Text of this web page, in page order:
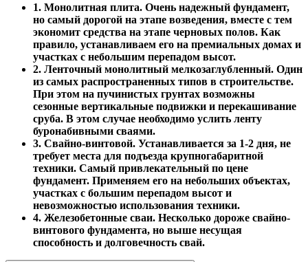
1. Монолитная плита. Очень надежный фундамент,
но самый дорогой на этапе возведения, вместе с тем
экономит средства на этапе черновых полов. Как
правило, устанавливаем его на премиальных домах и
участках с небольшим перепадом высот.
2. Ленточный монолитный мелкозаглубленный. Один
из самых распространенных типов в строительстве.
При этом на пучинистых грунтах возможны
сезонные вертикальные подвижки и перекашивание
сруба. В этом случае необходимо услить ленту
буронабивными сваями.
3. Свайно-винтовой. Устанавливается за 1-2 дня, не
требует места для подъезда крупногабаритной
техники. Самый привлекательный по цене
фундамент. Применяем его на небольших объектах,
участках с большим перепадом высот и
невозможностью использования техники.
4. Железобетонные сваи. Несколько дороже свайно-
винтового фундамента, но выше несущая
способность и долговечность свай.